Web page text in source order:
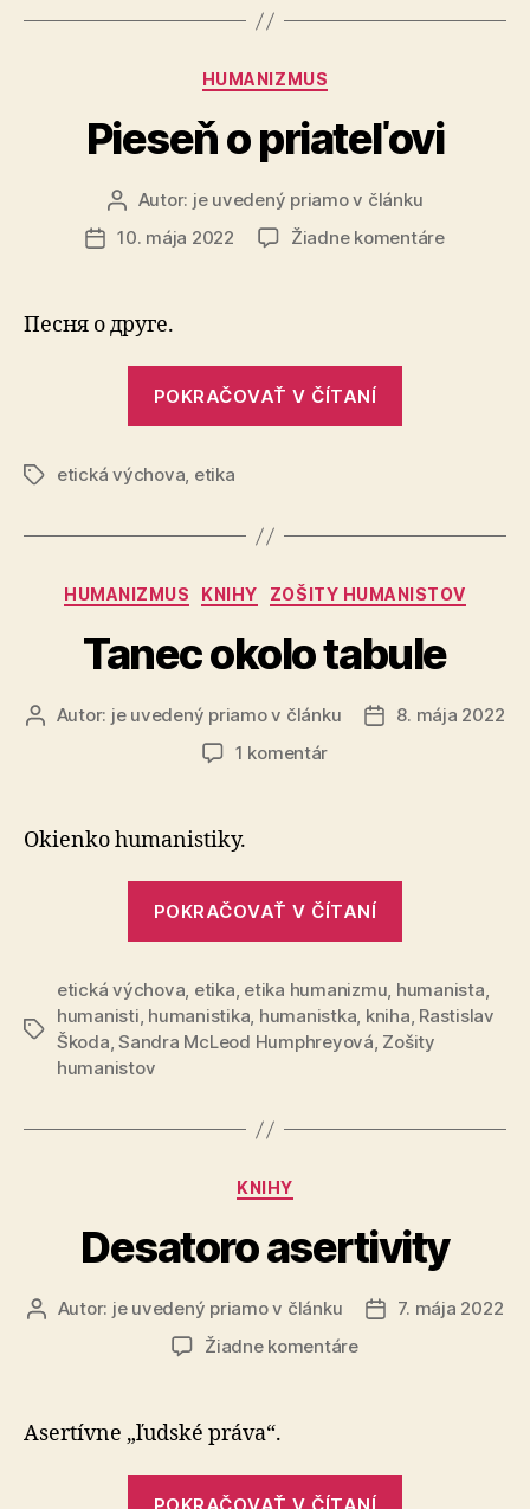
Kategórie
HUMANIZMUS
Pieseň o priateľovi
Autor
článku
Autor: je uvedený priamo v článku
Dátum
10. mája 2022 Žiadne komentárena
Песня о друге.
POKRAČOVAŤ V ČÍTANÍ
Značkyetická výchova, etika
Kategórie
HUMANIZMUS KNIHY ZOŠITY HUMANISTOV
Tanec okolo tabule
AutorAutor: je uvedený priamo v článku
Dátum
8. mája 2022
1 komentárna
Okienko humanistiky.
POKRAČOVAŤ V ČÍTANÍ
Značky
etická výchova, etika, etika humanizmu, humanista,
humanisti, humanistika, humanistka, kniha, Rastislav
Škoda,Sandra McLeod Humphreyová, Zošity
humanistov
Kategórie
KNIHY
Desatoro asertivity
AutorAutor: je uvedený priamo v článku
Dátum
7. mája 2022
Žiadne komentárena
Asertívne „ľudské práva“.
POKRAČOVAŤ V ČÍTANÍ